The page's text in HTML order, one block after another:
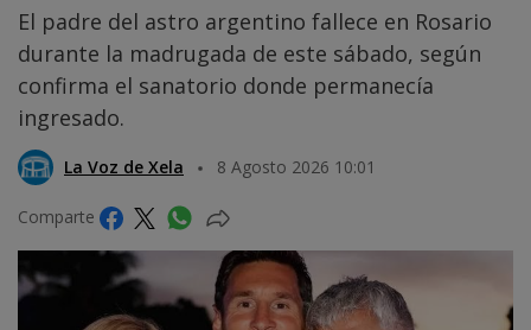
El padre del astro argentino fallece en Rosario
durante la madrugada de este sábado, según
confirma el sanatorio donde permanecía
ingresado.
La Voz de Xela 8 Agosto 2026 10:01
Comparte